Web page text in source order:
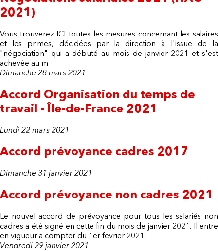
2021)
Vous trouverez ICI toutes les mesures concernant les salaires
et les primes, décidées par la direction à l'issue de la
"négociation" qui a débuté au mois de janvier 2021 et s'est
achevée au m
Dimanche 28 mars 2021
Accord Organisation du temps de
travail - Île-de-France 2021
Lundi 22 mars 2021
Accord prévoyance cadres 2017
Dimanche 31 janvier 2021
Accord prévoyance non cadres 2021
Le nouvel accord de prévoyance pour tous les salariés non
cadres a été signé en cette fin du mois de janvier 2021. Il entre
en vigueur à compter du 1er février 2021.
Vendredi 29 janvier 2021